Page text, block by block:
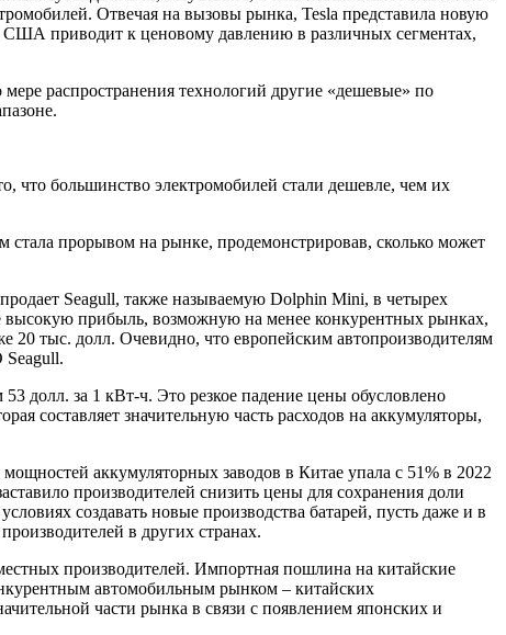
Отвечая на вызовы рынка, Tesla представила новую
США приводит к ценовому давлению в различных сегментах,
распространения технологий другие «дешевые» по
что большинство электромобилей стали дешевле, чем их
прорывом на рынке, продемонстрировав, сколько может
Seagull, также называемую Dolphin Mini, в четырех
высокую прибыль, возможную на менее конкурентных рынках,
тыс. долл. Очевидно, что европейским автопроизводителям
Seagull.
долл. за 1 кВт-ч. Это резкое падение цены обусловлено
составляет значительную часть расходов на аккумуляторы,
аккумуляторных заводов в Китае упала с 51% в 2022
производителей снизить цены для сохранения доли
создавать новые производства батарей, пусть даже и в
в других странах.
производителей. Импортная пошлина на китайские
автомобильным рынком – китайских
части рынка в связи с появлением японских и